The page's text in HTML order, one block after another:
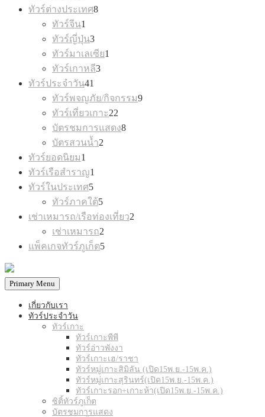
ทัวร์ต่างประเทศ8
ทัวร์จีน1
ทัวร์ญี่ปุ่น3
products
ทัวร์มาเลเซีย1
ทัวร์เกาหลี3
ทัวร์ประจำวัน41
ทัวร์พจญภัย/กิจกรรม99
ทัวร์เที่ยวเกาะ22
บัตรชมการแสดง8
บัตรสวนน้ำ2
ทัวร์ยอดนิยม1
ทัวร์เรือสำราญ1
ทัวร์ในประเทศ5
products
ทัวร์ภาคใต้5
products
เช่าเหมารถ/เรือท่องเที่ยว2
เช่าเหมารถ2
แพ็คเกจทัวร์ภูเก็ต5
Primary Menu
เกี่ยวกับเรา
ทัวร์ประจำวัน
ทัวร์เกาะ
ทัวร์เกาะพีพี
ทัวร์อ่าวพังงา
ทัวร์เกาะเฮ/ราชา
ทัวร์หมู่เกาะสิมิลัน (เปิด15พ.ย.-15พ.ค.)
ทัวร์หมู่เกาะสุรินทร์(เปิด15พ.ย.-15พ.ค.)
ทัวร์เกาะรอก+เกาะห้า(เปิด15พ.ย.-15พ.ค.)
ซิติ้ทัวร์ภูเก็ต
บัตรชมการแสดง